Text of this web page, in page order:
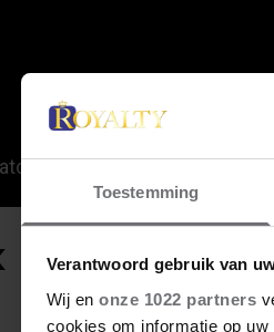
Toestemming
Verantwoord gebruik van
Wij en onze 1022 partners
cookies om informatie op